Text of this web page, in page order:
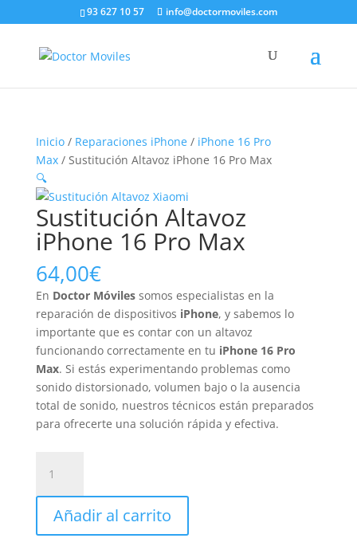
93 627 10 57 info@doctormoviles.com
Inicio/ Reparaciones iPhone/ iPhone 16 Pro
Max/ Sustitución Altavoz iPhone 16 Pro Max
🔍
Sustitución Altavoz
iPhone 16 Pro Max
64,00€
En Doctor Móvilessomos especialistas en la
reparación de dispositivos iPhone, y sabemos lo
importante que es contar con un altavoz
funcionando correctamente en tu iPhone 16 Pro
Max. Si estás experimentando problemas como
sonido distorsionado, volumen bajo o la ausencia
total de sonido, nuestros técnicos están preparados
para ofrecerte una solución rápida y efectiva.
Altavoz
iPhone
Pro
Añadir al carrito